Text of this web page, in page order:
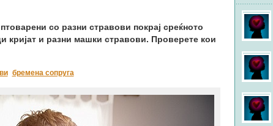
со разни стравови покрај среќното
кријат и разни машки стравови. Проверете кои
бремена сопруга